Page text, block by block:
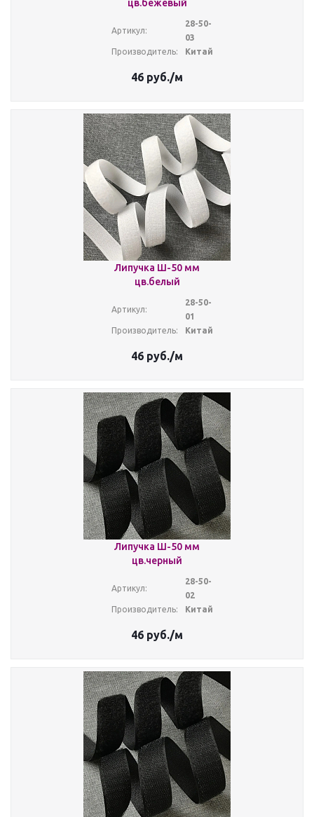
цв.бежевый
Артикул:
28-50-
03
Производитель:
Китай
46 руб./м
Липучка Ш-50 мм
цв.белый
Артикул:
28-50-
01
Производитель:
Китай
46 руб./м
Липучка Ш-50 мм
цв.черный
Артикул:
28-50-
02
Производитель:
Китай
46 руб./м